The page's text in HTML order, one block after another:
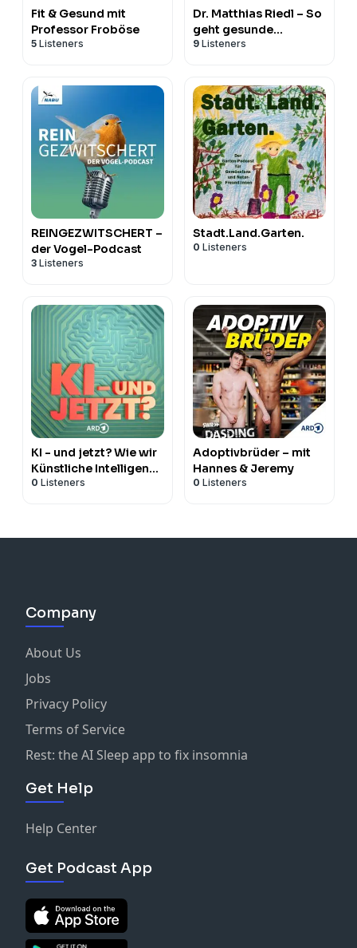
Fit & Gesund mit
Professor Froböse
5 Listeners
Dr. Matthias Riedl – So
geht gesunde
Ernährung
9 Listeners
REINGEZWITSCHERT –
der Vogel-Podcast
3 Listeners
Stadt.Land.Garten.
0 Listeners
KI - und jetzt? Wie wir
Künstliche Intelligenz
leben wollen
0 Listeners
Adoptivbrüder – mit
Hannes & Jeremy
0 Listeners
Company
About Us
Jobs
Privacy Policy
Terms of Service
Rest: the AI Sleep app to fix insomnia
Get Help
Help Center
Get Podcast App